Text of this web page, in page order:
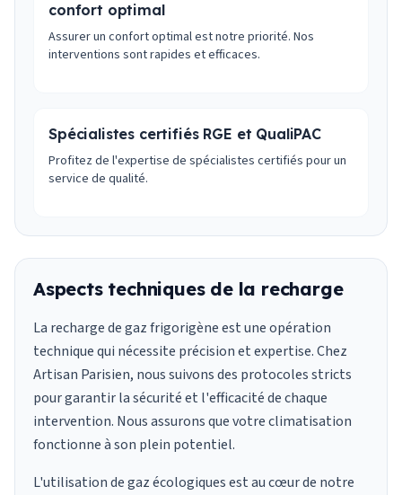
confort optimal
Assurer un confort optimal est notre priorité. Nos
interventions sont rapides et efficaces.
Spécialistes certifiés RGE et QualiPAC
Profitez de l'expertise de spécialistes certifiés pour un
service de qualité.
Aspects techniques de la recharge
La recharge de gaz frigorigène est une opération
technique qui nécessite précision et expertise. Chez
Artisan Parisien, nous suivons des protocoles stricts
pour garantir la sécurité et l'efficacité de chaque
intervention. Nous assurons que votre climatisation
fonctionne à son plein potentiel.
L'utilisation de gaz écologiques est au cœur de notre